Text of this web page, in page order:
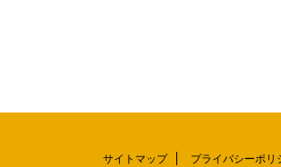
サイトマップ プライバシーポリ